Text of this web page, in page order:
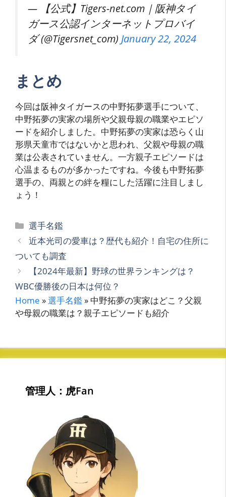
— 【公式】Tigers-net.com｜阪神タイ
ガース公認インターネットプロバイ
ダ (@Tigersnet_com) January 22, 2024
まとめ
今回は阪神タイガースの中野拓夢選手について、
中野拓夢の実家の場所や父親母親の職業やエピソ
ードを紹介しました。中野拓夢の実家は恐らく山
形県天童市ではないかと思われ、父親や母親の職
業は公表されていません。一方親子エピソードは
心温まるものが多かったですね。今後も中野拓夢
選手の、両親との絆を糧にした活躍に注目しまし
ょう！
カ
テ
ゴ
リ
ー
選手名鑑
近本光司の愛車は？歴代も紹介！自宅の住所に
ついても調査
【2024年最新】野球の世界ランキングは？
WBC優勝後の日本は何位？
Home »選手名鑑 » 中野拓夢の実家はどこ？父親
や母親の職業は？親子エピソードも紹介
管理人：虎Fan